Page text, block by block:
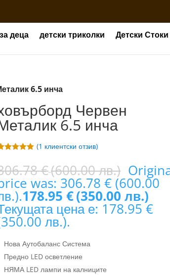
деца детски триколки Детски Стоки
6.5 инча
Червен
6.5 инча
на
потребителс
оценки
(1 клиентски отзив)
€(600.00 лв.)
was: 306.78 € (600.00
178.95€(350.00 лв.)
цена е: 178.95 €
лв.).
Нова Аутобаланс Система
Предно LED осветление
НЯМА LED лампи на калниците